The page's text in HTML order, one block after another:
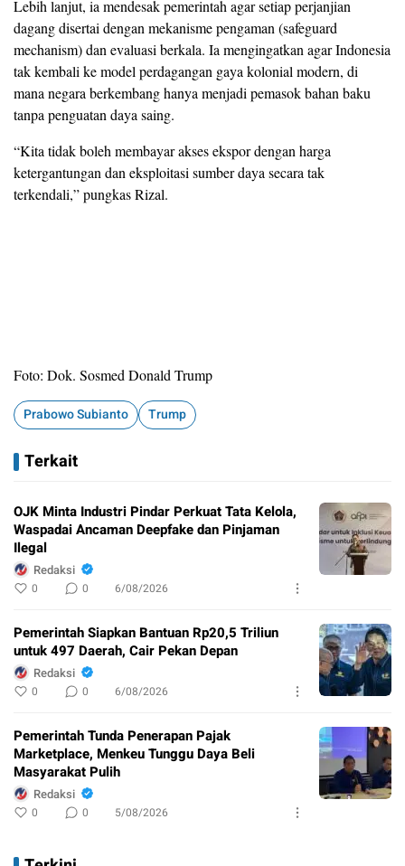
Lebih lanjut, ia mendesak pemerintah agar setiap perjanjian
dagang disertai dengan mekanisme pengaman (safeguard
mechanism) dan evaluasi berkala. Ia mengingatkan agar Indonesia
tak kembali ke model perdagangan gaya kolonial modern, di
mana negara berkembang hanya menjadi pemasok bahan baku
tanpa penguatan daya saing.
“Kita tidak boleh membayar akses ekspor dengan harga
ketergantungan dan eksploitasi sumber daya secara tak
terkendali,” pungkas Rizal.
Foto: Dok. Sosmed Donald Trump
Prabowo Subianto Trump
Terkait
OJK Minta Industri Pindar Perkuat Tata Kelola,
Waspadai Ancaman Deepfake dan Pinjaman
Ilegal
Redaksi
0 0 6/08/2026
Pemerintah Siapkan Bantuan Rp20,5 Triliun
untuk 497 Daerah, Cair Pekan Depan
Redaksi
0 0 6/08/2026
Pemerintah Tunda Penerapan Pajak
Marketplace, Menkeu Tunggu Daya Beli
Masyarakat Pulih
Redaksi
0 0 5/08/2026